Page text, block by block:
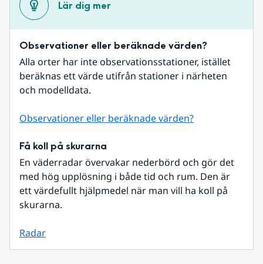
Lär dig mer
Observationer eller beräknade värden?
Alla orter har inte observationsstationer, istället
beräknas ett värde utifrån stationer i närheten
och modelldata.
Observationer eller beräknade värden?
Få koll på skurarna
En väderradar övervakar nederbörd och gör det
med hög upplösning i både tid och rum. Den är
ett värdefullt hjälpmedel när man vill ha koll på
skurarna.
Radar